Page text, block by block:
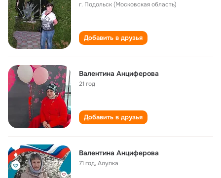
г. Подольск (Московская область)
Добавить в друзья
Валентина Анциферова
21 год
Добавить в друзья
Валентина Анциферова
71 год,Алупка